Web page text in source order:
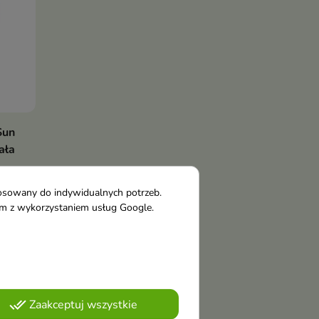
do indywidualnych potrzeb.
z wykorzystaniem usług Google.
done_allZaakceptuj wszystkie